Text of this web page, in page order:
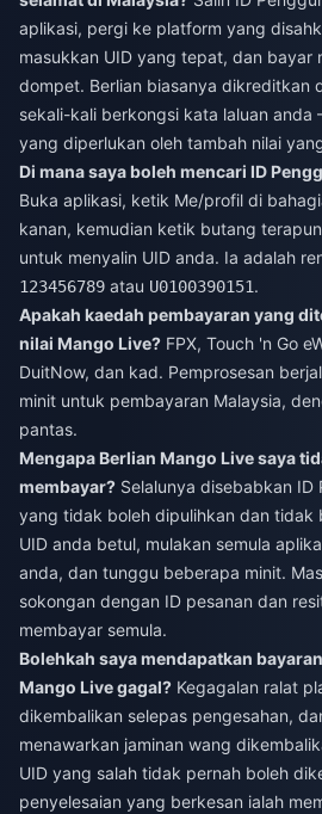
aplikasi, pergi ke platform yang
masukkan UID yang tepat, dan bayar
dompet. Berlian biasanya dikreditkan
sekali-kali berkongsi kata laluan anda
yang diperlukan oleh tambah nilai
Di mana saya boleh mencari ID
Buka aplikasi, ketik Me/profil di
kanan, kemudian ketik butang
untuk menyalin UID anda. Ia adalah
123456789 atau U0100390151.
Apakah kaedah pembayaran yang
nilai Mango Live? FPX, Touch 'n Go
DuitNow, dan kad. Pemprosesan
minit untuk pembayaran Malaysia,
pantas.
Mengapa Berlian Mango Live saya
membayar? Selalunya disebabkan
yang tidak boleh dipulihkan dan tidak
UID anda betul, mulakan semula
anda, dan tunggu beberapa minit.
sokongan dengan ID pesanan dan
membayar semula.
Bolehkah saya mendapatkan
Mango Live gagal? Kegagalan ralat
dikembalikan selepas pengesahan,
menawarkan jaminan wang
UID yang salah tidak pernah boleh
penyelesaian yang berkesan ialah